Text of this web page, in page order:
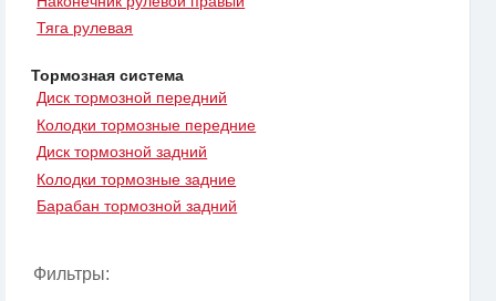
Тяга рулевая
Тормозная система
Диск тормозной передний
Колодки тормозные передние
Диск тормозной задний
Колодки тормозные задние
Барабан тормозной задний
Фильтры: